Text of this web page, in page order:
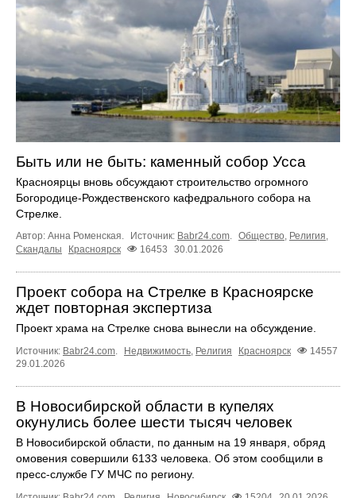
Быть или не быть: каменный собор Усса
Красноярцы вновь обсуждают строительство огромного
Богородице-Рождественского кафедрального собора на
Стрелке.
Автор: Анна Роменская. Источник: Babr24.com Общество Религия
Скандалы
Красноярск 16453 30.01.2026
Проект собора на Стрелке в Красноярске
ждет повторная экспертиза
Проект храма на Стрелке снова вынесли на обсуждение.
Источник: Babr24.com. Недвижимость, Религия Красноярск
14557
29.01.2026
В Новосибирской области в купелях
окунулись более шести тысяч человек
В Новосибирской области, по данным на 19 января, обряд
омовения совершили 6133 человека. Об этом сообщили в
пресс-службе ГУ МЧС по региону.